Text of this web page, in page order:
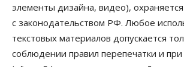
Общество
Пенсионеры старше 80 лет в
области получили повышенные
06 Августа 2026, 16:00
элементы дизайна, видео),
с законодательством РФ. Любое
текстовых материалов допускается
соблюдении правил перепечатки и